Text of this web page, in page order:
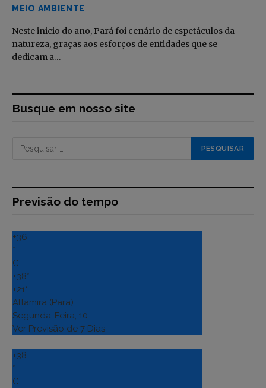
MEIO AMBIENTE
Neste inicio do ano, Pará foi cenário de espetáculos da
natureza, graças aos esforços de entidades que se
dedicam a…
Busque em nosso site
Previsão do tempo
+36
°
C
+38°
+21°
Altamira (Para)
Segunda-Feira, 10
Ver Previsão de 7 Dias
+38
°
C